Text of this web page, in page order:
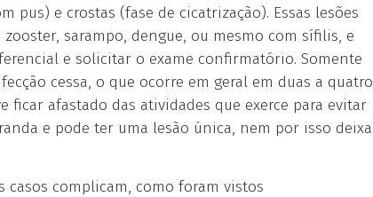
e crostas (fase de cicatrização). Essas lesões
sarampo, dengue, ou mesmo com sífilis, e
e solicitar o exame confirmatório. Somente
cessa, o que ocorre em geral em duas a quatro
afastado das atividades que exerce para evitar
e pode ter uma lesão única, nem por isso deixa
casos complicam, como foram vistos